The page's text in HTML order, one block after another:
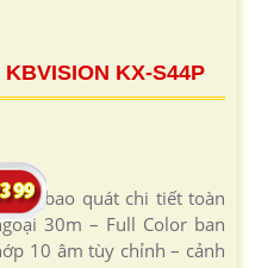
KX-S44P
– bao quát chi tiết toàn
30m – Full Color ban
10 âm tùy chỉnh – cảnh